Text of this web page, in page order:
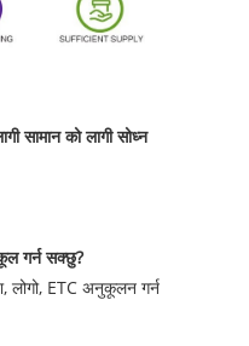
सामान को लागी सोध्न
गर्न सक्छु?
लोगो, ETC अनुकूलन गर्न